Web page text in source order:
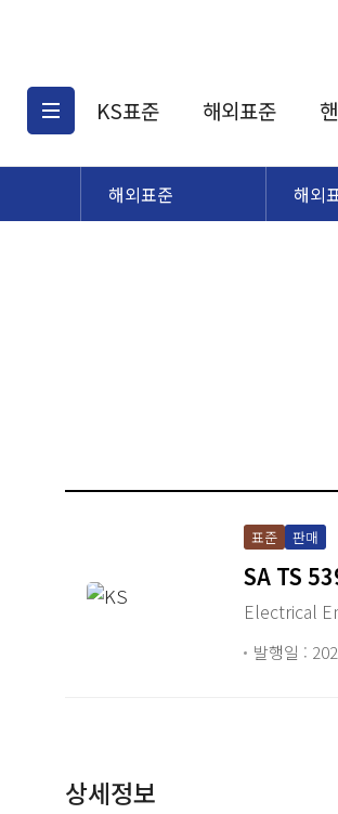
KS표준
KS표준검색
해외표준
해외표준검색
해외표준 해외
표준 판매
SA TS
Electrical
발행일 :
상세정보